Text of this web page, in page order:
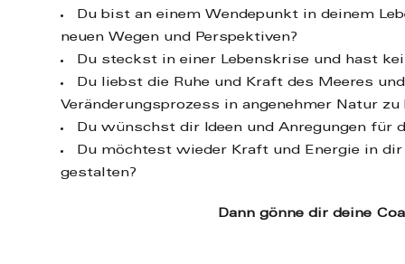
Du bist an einem Wendepunkt in deinem
neuen Wegen und Perspektiven?
Du steckst in einer Lebenskrise und hast
Du liebst die Ruhe und Kraft des Meeres
Veränderungsprozess in angenehmer Natur zu
Du wünschst dir Ideen und Anregungen für
Du möchtest wieder Kraft und Energie in
gestalten?
Dann gönne dir deine